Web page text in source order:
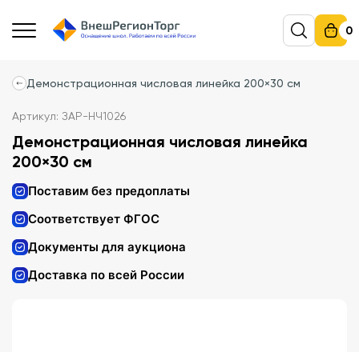
0
Демонстрационная числовая линейка 200×30 см
Артикул: ЗАР-НЧ1026
Демонстрационная числовая линейка
200×30 см
Поставим без предоплаты
Соответствует ФГОС
Документы для аукциона
Доставка по всей России